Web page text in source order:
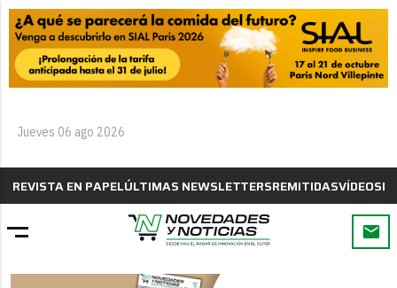
Jueves 06 ago 2026
REVISTA EN PAPELÚLTIMAS NEWSLETTERSREMITIDASVÍDEOS